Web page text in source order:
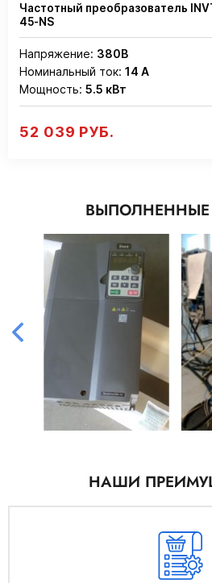
Частотный преобразователь
45-NS
Напряжение: 380В
Номинальный ток: 14 А
Мощность: 5.5 кВт
52 039 РУБ.
ВЫПОЛНЕННЫЕ
НАШИ